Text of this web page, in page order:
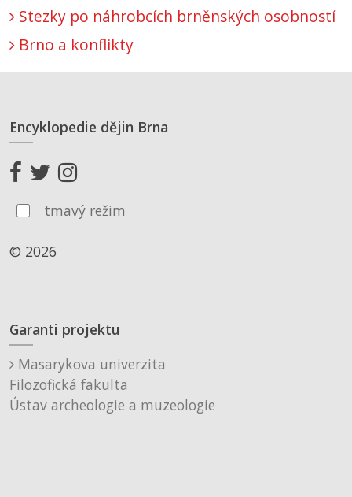
Stezky po náhrobcích brněnských osobností
Brno a konflikty
Encyklopedie dějin Brna
tmavý režim
© 2026
Garanti projektu
Masarykova univerzita
Filozofická fakulta
Ústav archeologie a muzeologie